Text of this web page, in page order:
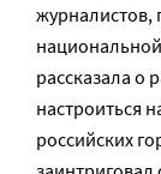
журналистов,
рассказала о
настроиться
российских